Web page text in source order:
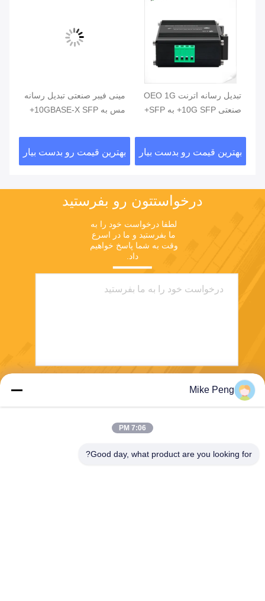
تبدیل رسانه اترنت OEO 1G
صنعتی 10G SFP+ به SFP+
بهترین قیمت رو بدست بیار
مینی فیبر صنعتی تبدیل رسانه
مس به 10GBASE-X SFP+
بهترین قیمت رو بدست بیار
درخواستتون رو بفرستيد
ما بفرستید و ما در اسرع
داد.
Mike Peng
7:06 PM
Good day, what product are you looking for?